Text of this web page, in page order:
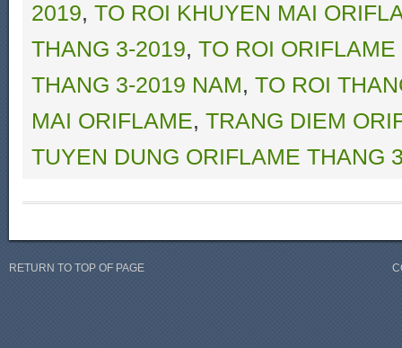
2019, TO ROI KHUYEN MAI
THANG 3-2019, TO ROI
THANG 3-2019 NAM, TO ROI
MAI ORIFLAME, TRANG DIEM
TUYEN DUNG ORIFLAME THANG
RETURN TO TOP OF PAGE